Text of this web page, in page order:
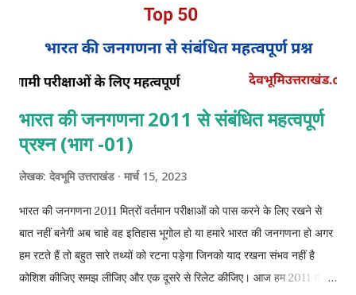
भारत की जनगणना 2011 से संबंधित महत्वपूर्ण
प्रश्न (भाग -01)
लेखक: देवभूमि उत्तराखंड मार्च 15, 2023
भारत की जनगणना 2011 मित्रों वर्तमान परीक्षाओं को पास करने के लिए रखने से
बात नहीं बनेगी अब चाहे वह इतिहास भूगोल हो या हमारे भारत की जनगणना हो अगर
हम रटते हैं तो बहुत सारे तथ्यों को रटना पड़ेगा जिनको याद रखना संभव नहीं है
कोशिश कीजिए समझ लीजिए और एक दूसरे से रिलेट कीजिए। आज हम 2011 की